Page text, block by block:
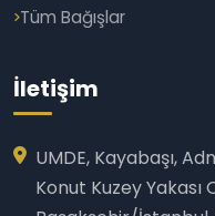
Tüm Bağışlar
İletişim
UMDE, Kayabaşı,
Konut Kuzey Yakası